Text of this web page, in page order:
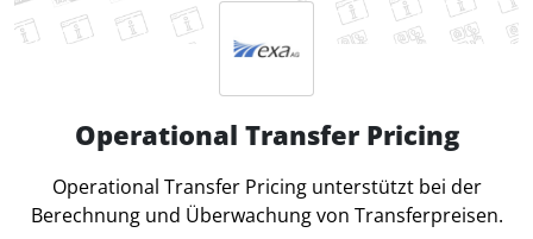
Operational Transfer Pricing
Operational Transfer Pricing unterstützt bei der
Berechnung und Überwachung von Transferpreisen.